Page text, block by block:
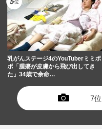
乳がんステージ4のYouTuberミミポ
ポ「腫瘍が皮膚から飛び出してき
た」34歳で余命…
7